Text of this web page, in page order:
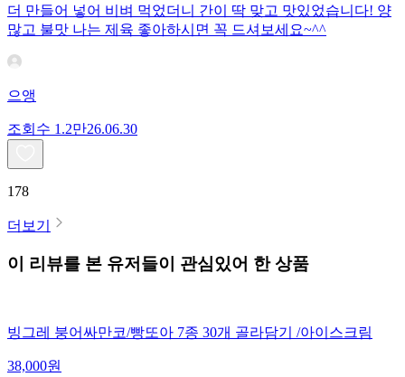
더 만들어 넣어 비벼 먹었더니 간이 딱 맞고 맛있었습니다! 양
많고 불맛 나는 제육 좋아하시면 꼭 드셔보세요~^^
으앵
조회수 1.2만26.06.30
178
더보기
이 리뷰를 본 유저들이 관심있어 한 상품
빙그레 붕어싸만코/빵또아 7종 30개 골라담기 /아이스크림
38,000원